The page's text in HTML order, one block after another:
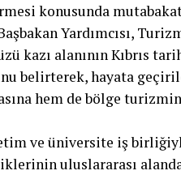
konusunda
Yardımcısı,
kazı alanının Kıbrıs
belirterek, hayata
hem de bölge
ve üniversite iş
uluslararası